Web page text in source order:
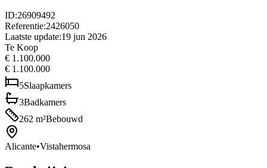
ID:26909492
Referentie:2426050
Laatste update:19 jun 2026
Te Koop
€ 1.100.000
€ 1.100.000
5Slaapkamers
3Badkamers
262 m²Bebouwd
Alicante•Vistahermosa